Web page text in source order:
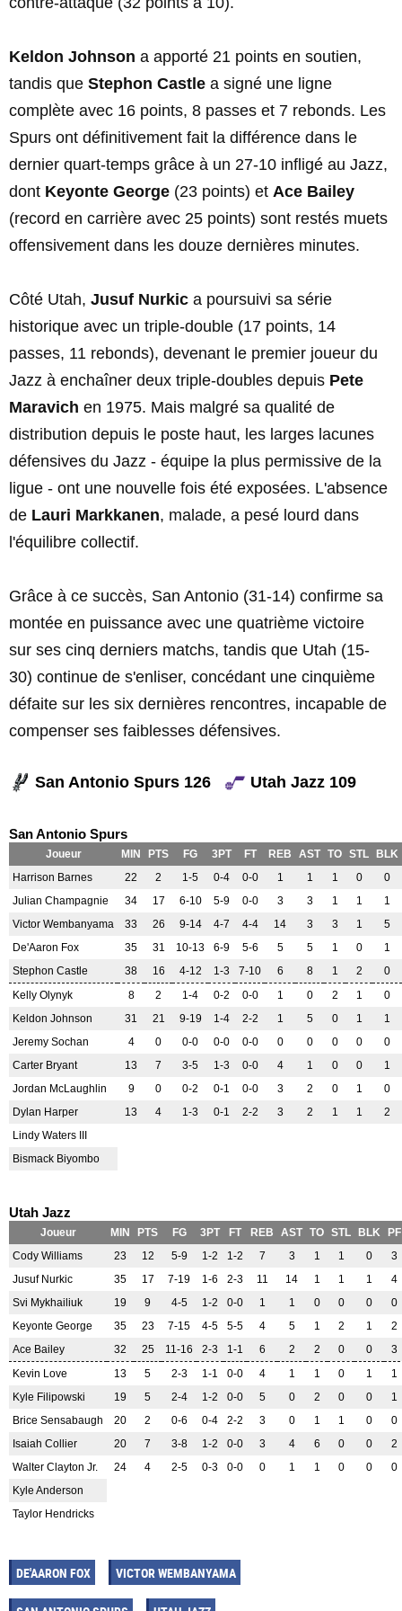
Keldon Johnson a apporté 21 points en soutien,
tandis que Stephon Castle a signé une ligne
complète avec 16 points, 8 passes et 7 rebonds. Les
Spurs ont définitivement fait la différence dans le
dernier quart-temps grâce à un 27-10 infligé au Jazz,
dont Keyonte George (23 points) et Ace Bailey
(record en carrière avec 25 points) sont restés muets
offensivement dans les douze dernières minutes.
Côté Utah, Jusuf Nurkic a poursuivi sa série
historique avec un triple-double (17 points, 14
passes, 11 rebonds), devenant le premier joueur du
Jazz à enchaîner deux triple-doubles depuis Pete
Maravich en 1975. Mais malgré sa qualité de
distribution depuis le poste haut, les larges lacunes
défensives du Jazz - équipe la plus permissive de la
ligue - ont une nouvelle fois été exposées. L'absence
de Lauri Markkanen, malade, a pesé lourd dans
l'équilibre collectif.
Grâce à ce succès, San Antonio (31-14) confirme sa
montée en puissance avec une quatrième victoire
sur ses cinq derniers matchs, tandis que Utah (15-
30) continue de s'enliser, concédant une cinquième
défaite sur les six dernières rencontres, incapable de
compenser ses faiblesses défensives.
San Antonio Spurs 126 Utah Jazz 109
San Antonio Spurs
Joueur MIN PTS FG 3PT FT REB AST TO STL
BLK
Harrison Barnes
22 2 1-5 0-4 0-0 1 1 1 0
0
Julian Champagnie
34 17 6-10 5-9 0-0 3 3 1 1
1
Victor Wembanyama
33 26 9-14 4-7 4-4 14 3 3 1
5
De'Aaron Fox
35 31 10-13 6-9 5-6 5 5 1 0
1
Stephon Castle
38 16 4-12 1-3 7-10 6 8 1 2
0
Kelly Olynyk
8 2 1-4 0-2 0-0 1 0 2 1
0
Keldon Johnson
31 21 9-19 1-4 2-2 1 5 0 1
1
Jeremy Sochan
4 0 0-0 0-0 0-0 0 0 0 0
0
Carter Bryant
13 7 3-5 1-3 0-0 4 1 0 0
1
Jordan McLaughlin
9 0 0-2 0-1 0-0 3 2 0 1
0
Dylan Harper
13 4 1-3 0-1 2-2 3 2 1 1
2
Lindy Waters III
Bismack Biyombo
Utah Jazz
Joueur MIN PTS FG 3PT FT REB AST TO STL BLK
PF
Cody Williams
23 12 5-9 1-2 1-2 7 3 1 1 0
3
Jusuf Nurkic
35 17 7-19 1-6 2-3 11 14 1 1 1
4
Svi Mykhailiuk
19 9 4-5 1-2 0-0 1 1 0 0 0
0
Keyonte George
35 23 7-15 4-5 5-5 4 5 1 2 1
2
Ace Bailey
32 25 11-16 2-3 1-1 6 2 2 0 0
3
Kevin Love
13 5 2-3 1-1 0-0 4 1 1 0 1
1
Kyle Filipowski
19 5 2-4 1-2 0-0 5 0 2 0 0
1
Brice Sensabaugh
20 2 0-6 0-4 2-2 3 0 1 1 0
0
Isaiah Collier
20 7 3-8 1-2 0-0 3 4 6 0 0
2
Walter Clayton Jr.
24 4 2-5 0-3 0-0 0 1 1 0 0
0
Kyle Anderson
Taylor Hendricks
DE'AARON FOX VICTOR WEMBANYAMA